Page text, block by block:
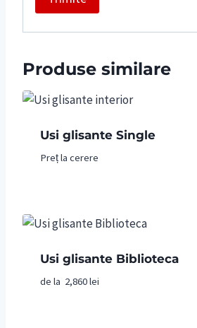
Produse similare
Usi glisante Single
Preț la cerere
Usi glisante Biblioteca
de la 2,860lei